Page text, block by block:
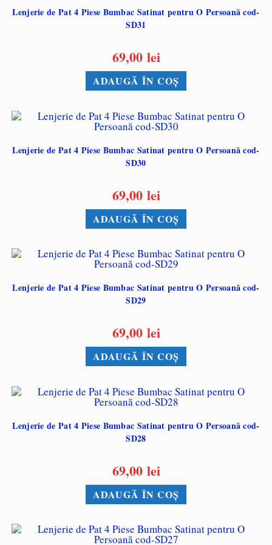
Lenjerie de Pat 4 Piese Bumbac Satinat pentru O Persoană cod-
SD31
69,00 lei
ADAUGĂ ÎN COȘ
Lenjerie de Pat 4 Piese Bumbac Satinat pentru O Persoană cod-
SD30
69,00 lei
ADAUGĂ ÎN COȘ
Lenjerie de Pat 4 Piese Bumbac Satinat pentru O Persoană cod-
SD29
69,00 lei
ADAUGĂ ÎN COȘ
Lenjerie de Pat 4 Piese Bumbac Satinat pentru O Persoană cod-
SD28
69,00 lei
ADAUGĂ ÎN COȘ